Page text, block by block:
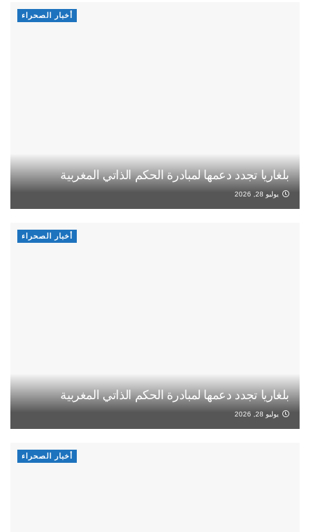
أخبار الصحراء
بلغاريا تجدد دعمها لمبادرة الحكم الذاتي المغربية
يوليو 28, 2026
أخبار الصحراء
بلغاريا تجدد دعمها لمبادرة الحكم الذاتي المغربية
يوليو 28, 2026
أخبار الصحراء